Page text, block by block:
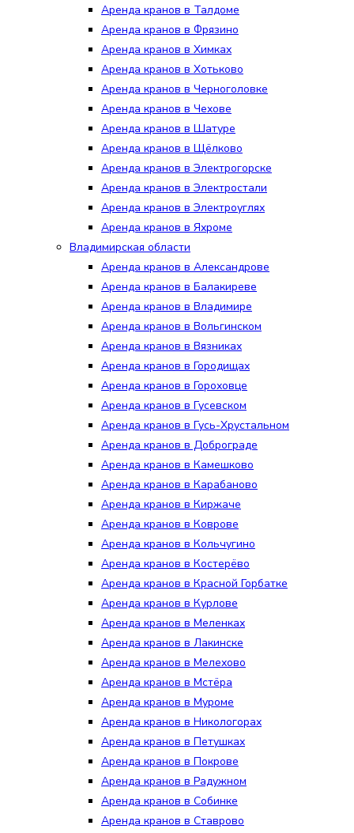
Аренда кранов в Талдоме
Аренда кранов в Фрязино
Аренда кранов в Химках
Аренда кранов в Хотьково
Аренда кранов в Черноголовке
Аренда кранов в Чехове
Аренда кранов в Шатуре
Аренда кранов в Щёлково
Аренда кранов в Электрогорске
Аренда кранов в Электростали
Аренда кранов в Электроуглях
Аренда кранов в Яхроме
Владимирская области
Аренда кранов в Александрове
Аренда кранов в Балакиреве
Аренда кранов в Владимире
Аренда кранов в Вольгинском
Аренда кранов в Вязниках
Аренда кранов в Городищах
Аренда кранов в Гороховце
Аренда кранов в Гусевском
Аренда кранов в Гусь-Хрустальном
Аренда кранов в Доброграде
Аренда кранов в Камешково
Аренда кранов в Карабаново
Аренда кранов в Киржаче
Аренда кранов в Коврове
Аренда кранов в Кольчугино
Аренда кранов в Костерёво
Аренда кранов в Красной Горбатке
Аренда кранов в Курлове
Аренда кранов в Меленках
Аренда кранов в Лакинске
Аренда кранов в Мелехово
Аренда кранов в Мстёра
Аренда кранов в Муроме
Аренда кранов в Никологорах
Аренда кранов в Петушках
Аренда кранов в Покрове
Аренда кранов в Радужном
Аренда кранов в Собинке
Аренда кранов в Ставрово